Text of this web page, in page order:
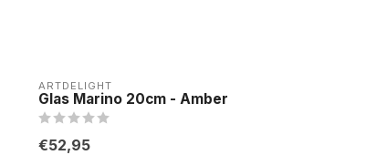
ARTDELIGHT
Glas Marino 20cm - Amber
€52,95